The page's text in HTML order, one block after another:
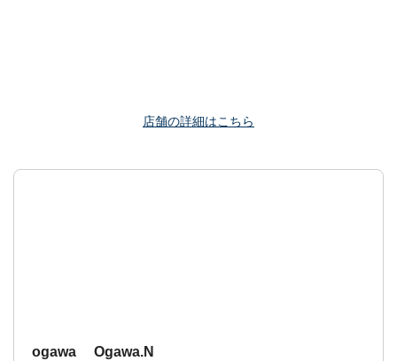
店舗の詳細はこちら
ogawa Ogawa.N